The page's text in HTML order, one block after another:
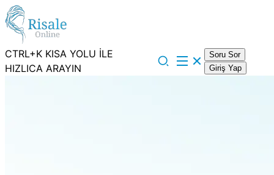
CTRL+K KISA YOLU İLE
HIZLICA ARAYIN
Soru Sor
Giriş Yap